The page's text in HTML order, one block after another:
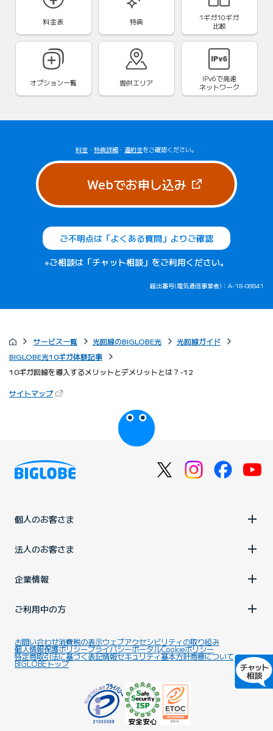
料金表 特典
1ギガ10ギガ
比較
オプション一覧 提供エリア IPv6で高速
ネットワーク
料金 ・ 特典詳細 ・ 違約金をご確認ください。
Webでお申し込み（新しいタブ
ご不明点は「よくある質問」よりご確認
※ご相談は「チャット相談」をご利用ください。
届出番号(電気通信事業者)：A-18-08841
サービス一覧 光回線のBIGLOBE光
光回線ガイド
BIGLOBE光10ギガ体験記事
10ギガ回線を導入するメリットとデメリットとは？-12
サイトマップ（新しいタブで開きます）
びっぷるのページ
個人のお客さま
法人のお客さま
企業情報
ご利用中の方
お問い合わせ消費税の表示ウェブアクセシビリティの取り組み
個人情報保護ポリシープライバシーポータルCookieポリシー
特定商取引法に基づく表記情報セキュリティ基本方針商標について
BIGLOBEトップ